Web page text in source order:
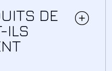
DE
ILS